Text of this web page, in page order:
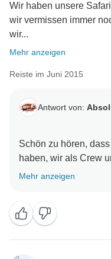
Wir haben unsere
wir vermissen immer
wir...
Mehr anzeigen
Reiste im Juni 2015
Antwort von:
Schön zu hören,
haben, wir als Crew
glücklich zu hören,
Mehr anzeigen